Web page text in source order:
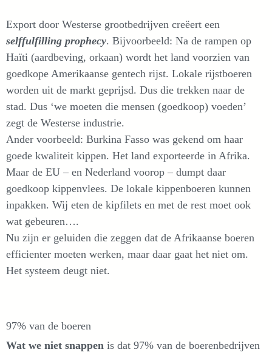
Export door Westerse grootbedrijven creëert een
selffulfilling prophecy. Bijvoorbeeld: Na de rampen op
Haïti (aardbeving, orkaan) wordt het land voorzien van
goedkope Amerikaanse gentech rijst. Lokale rijstboeren
worden uit de markt geprijsd. Dus die trekken naar de
stad. Dus ‘we moeten die mensen (goedkoop) voeden’
zegt de Westerse industrie.
Ander voorbeeld: Burkina Fasso was gekend om haar
goede kwaliteit kippen. Het land exporteerde in Afrika.
Maar de EU – en Nederland voorop – dumpt daar
goedkoop kippenvlees. De lokale kippenboeren kunnen
inpakken. Wij eten de kipfilets en met de rest moet ook
wat gebeuren….
Nu zijn er geluiden die zeggen dat de Afrikaanse boeren
efficienter moeten werken, maar daar gaat het niet om.
Het systeem deugt niet.
97% van de boeren
Wat we niet snappen is dat 97% van de boerenbedrijven